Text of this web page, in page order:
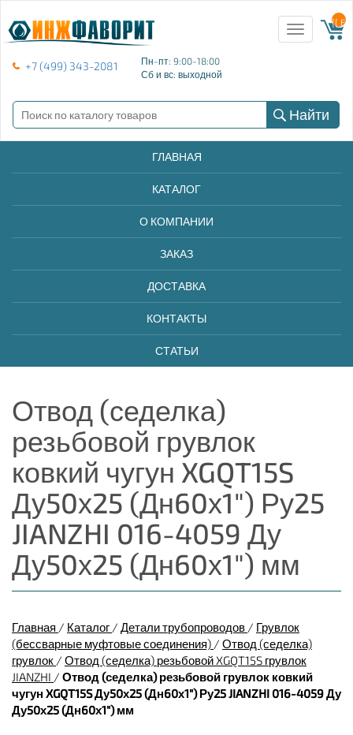
+7 (499) 343-2081
Пн-пт: 9:00-18:00
Сб и вс: выходной
Toggle
navigation
{{
Найти
ГЛАВНАЯ
КАТАЛОГ
О КОМПАНИИ
ЗАКАЗ
ДОСТАВКА
КОНТАКТЫ
СТАТЬИ
Отвод (седелка)
резьбовой грувлок
ковкий чугун XGQT15S
Ду50х25 (Дн60х1") Ру25
JIANZHI 016-4059 Ду
Ду50х25 (Дн60х1") мм
Главная / Каталог / Детали трубопроводов / Грувлок
(бессварные муфтовые соединения) / Отвод (седелка)
грувлок / Отвод (седелка) резьбовой XGQT15S грувлок
JIANZHI / Отвод (седелка) резьбовой грувлок ковкий
чугун XGQT15S Ду50х25 (Дн60х1") Ру25 JIANZHI 016-4059 Ду
Ду50х25 (Дн60х1") мм